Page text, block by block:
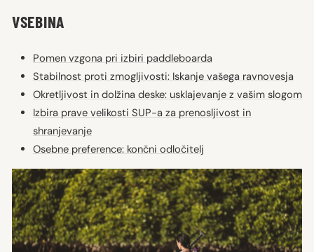
VSEBINA
Pomen vzgona pri izbiri paddleboarda
Stabilnost proti zmogljivosti: Iskanje vašega ravnovesja
Okretljivost in dolžina deske: usklajevanje z vašim slogom
Izbira prave velikosti SUP-a za prenosljivost in
shranjevanje
Osebne preference: končni odločitelj